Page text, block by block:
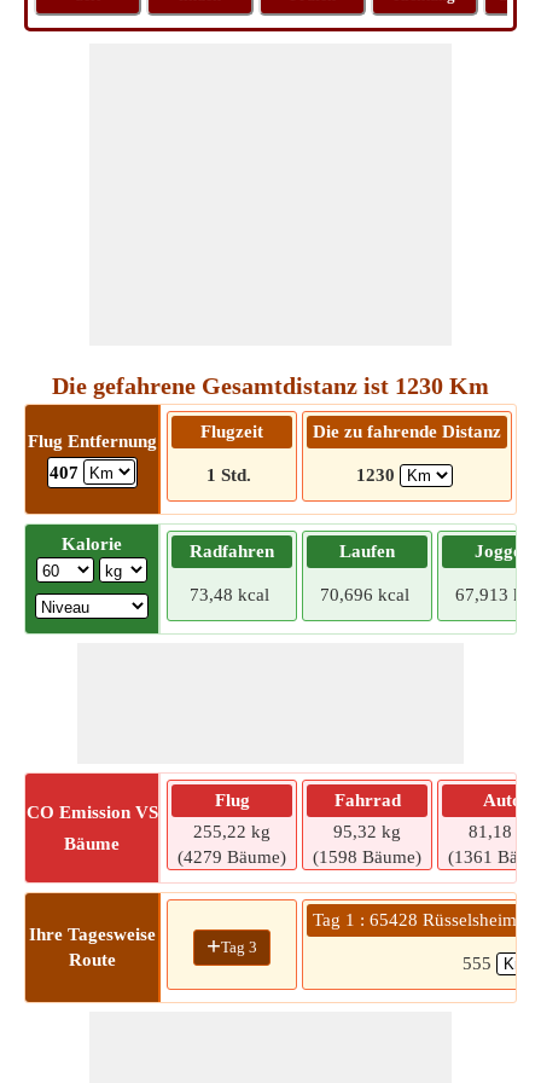
Die gefahrene Gesamtdistanz ist 1230 Km
Flug Entfernung
407
Flugzeit
1 Std.
Die zu fahrende Distanz
1230
Kalorie Radfahren
73,48 kcal
Laufen
70,696 kcal
Joggen
67,913
CO Emission VS
Bäume
Flug
255,22 kg
(4279 Bäume)
Fahrrad
95,32 kg
(1598 Bäume)
Auto
81,18 kg
(1361
Ihre Tagesweise
Route
+Tag 3
Tag 1 : 65428 Rüsselsheim
555